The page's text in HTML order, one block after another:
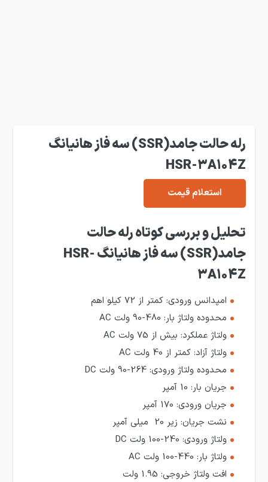
رله حالت جامد(SSR) سه فاز هانیانگ
HSR-3A104Z
استعلام قیمت
تحلیل و بررسی کوتاه رله حالت
جامد(SSR) سه فاز هانیانگ HSR-
3A104Z
امپدانس ورودی: کمتر از 72 کیلو اهم
محدوده ولتاژ بار: 480-90 ولت AC
ولتاژ عملکرد: بیش از 75 ولت AC
ولتاژ آزاد: کمتر از 40 ولت AC
محدوده ولتاژ ورودی: 264-90 ولت DC
جریان بار: 10 آمپر
جریان ورودی: 170 آمپر
نشت جریان: زیر 20 میلی آمپر
ولتاژ ورودی: 240-100 ولت DC
ولتاژ بار: 440-100 ولت AC
افت ولتاژ خروجی: 1.95 ولت